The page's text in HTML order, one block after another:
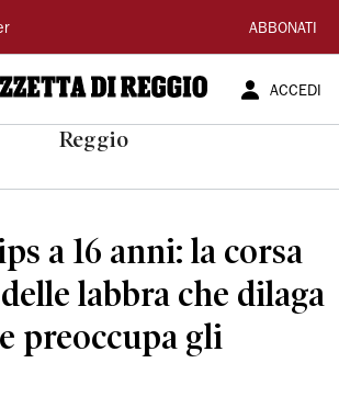
ABBONATI
ACCEDI
Reggio
a 16 anni: la corsa
labbra che dilaga
preoccupa gli